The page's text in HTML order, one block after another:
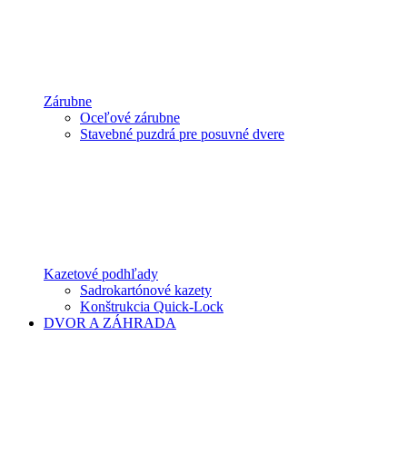
Zárubne
Oceľové zárubne
Stavebné puzdrá pre posuvné dvere
Kazetové podhľady
Sadrokartónové kazety
Konštrukcia Quick-Lock
DVOR A ZÁHRADA